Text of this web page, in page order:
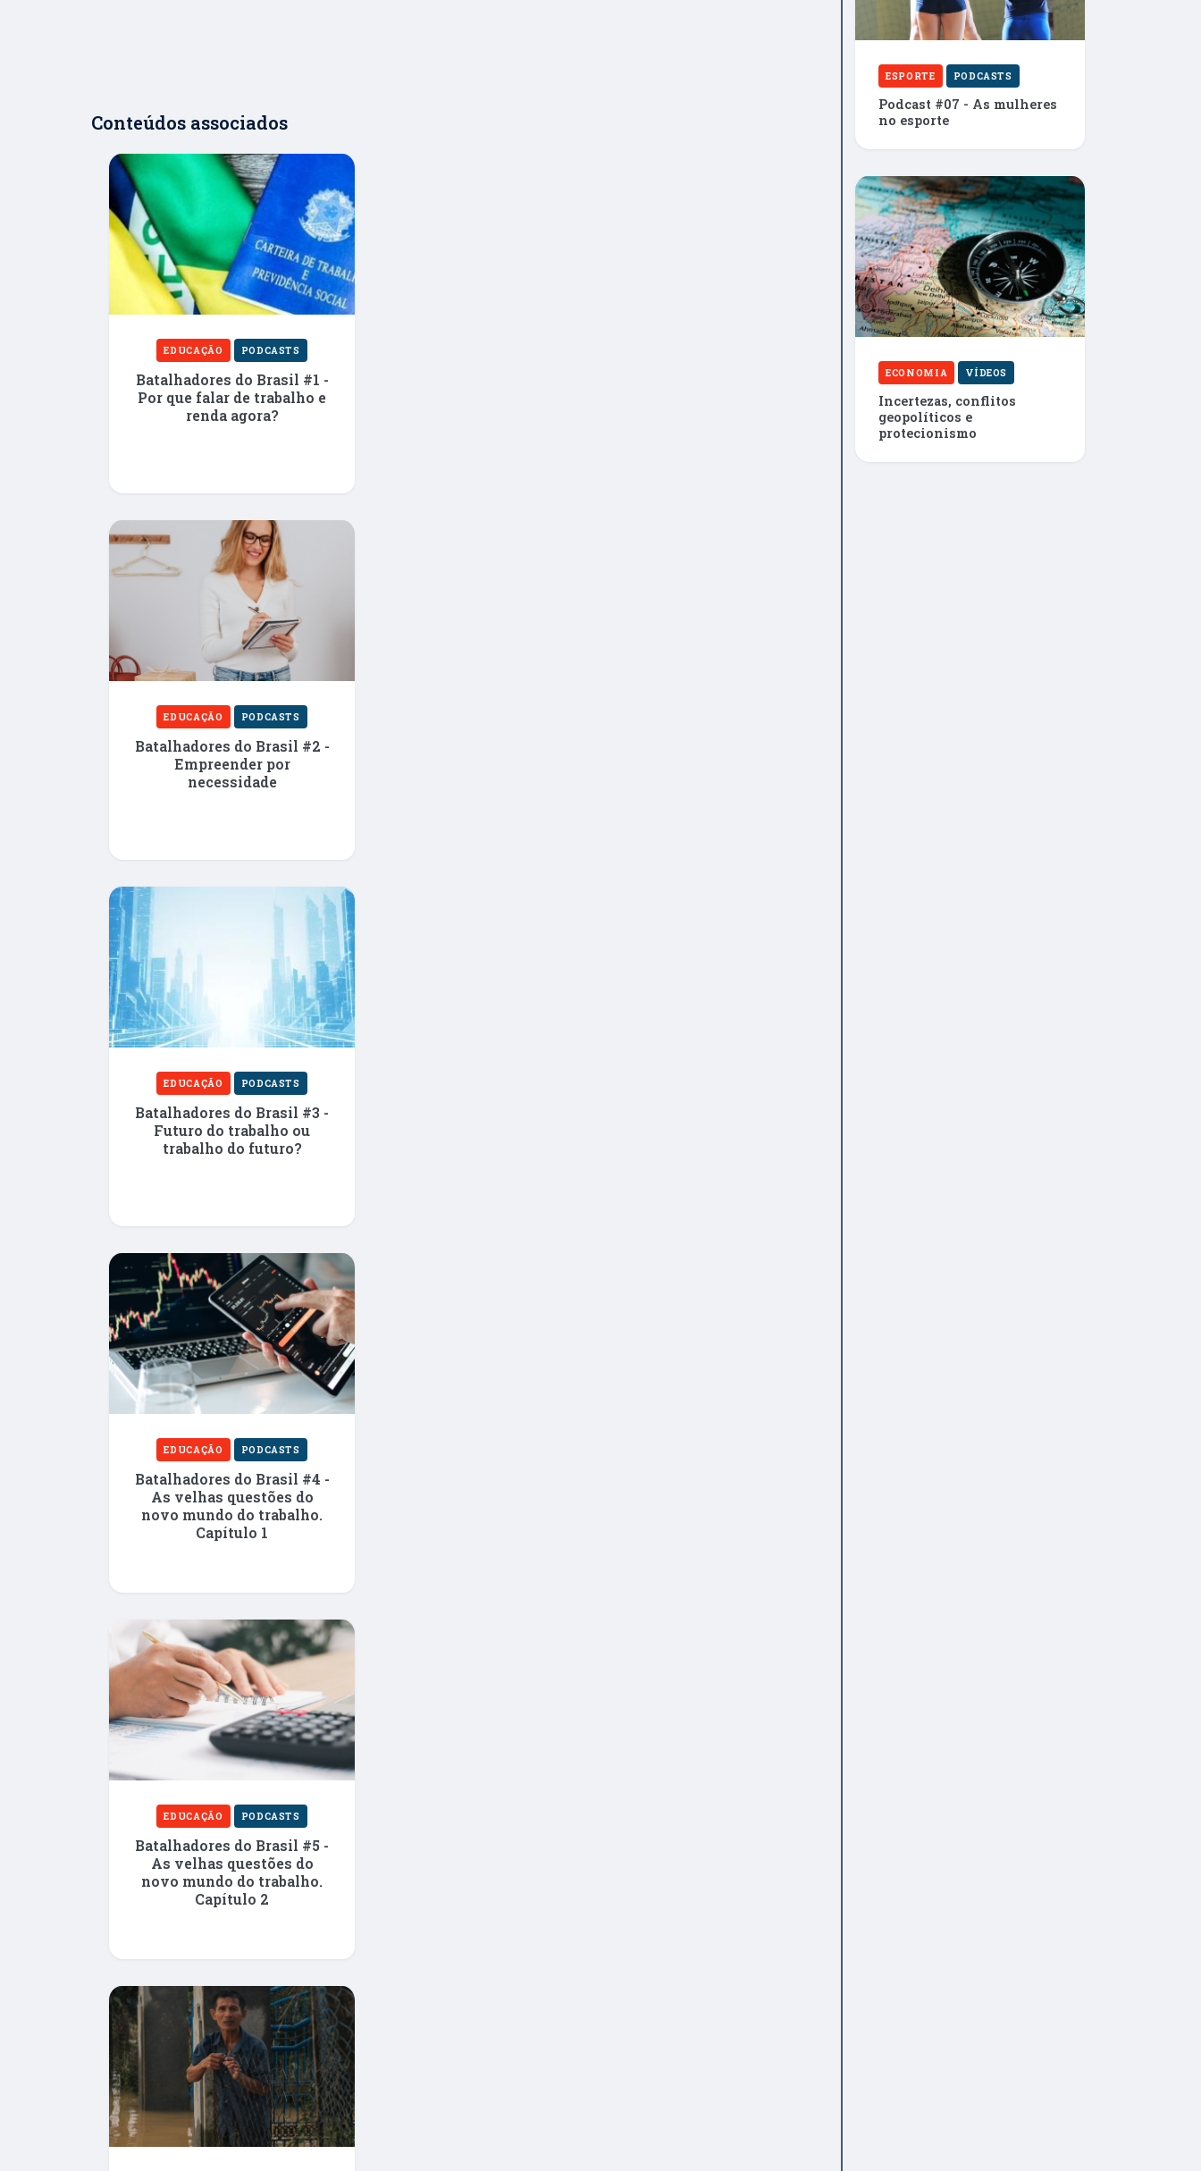
Conteúdos associados
EDUCAÇÃO PODCASTS
Batalhadores do Brasil #1 -
Por que falar de trabalho e
renda agora?
EDUCAÇÃO PODCASTS
Batalhadores do Brasil #2 -
Empreender por
necessidade
EDUCAÇÃO PODCASTS
Batalhadores do Brasil #3 -
Futuro do trabalho ou
trabalho do futuro?
EDUCAÇÃO PODCASTS
Batalhadores do Brasil #4 -
As velhas questões do
novo mundo do trabalho.
Capítulo 1
EDUCAÇÃO PODCASTS
Batalhadores do Brasil #5 -
As velhas questões do
novo mundo do trabalho.
Capítulo 2
ESPORTE PODCASTS
Podcast #07 - As mulheres
no esporte
ECONOMIA VÍDEOS
Incertezas, conflitos
geopolíticos e
protecionismo